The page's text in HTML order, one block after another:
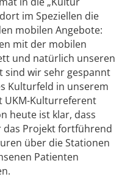
im Speziellen die
mobilen Angebote:
mit der mobilen
und natürlich unseren
sind wir sehr gespannt
Kulturfeld in unserem
UKM-Kulturreferent
heute ist klar, dass
Projekt fortführend
über die Stationen
Patienten